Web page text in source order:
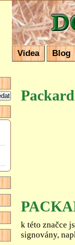
Domácí
Videa Blog
Packard
k této značce
signovány,